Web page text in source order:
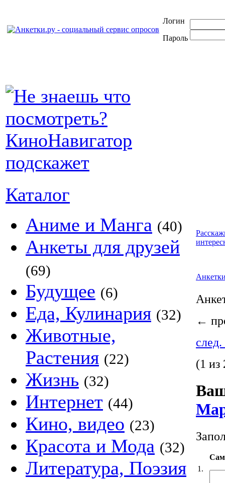
Логин
Пароль
Каталог
Аниме и Манга (40)
Анкеты для друзей
(69)
Будущее (6)
Еда, Кулинария (32)
Животные,
Растения (22)
Жизнь (32)
Интернет (44)
Кино, видео (23)
Красота и Мода (32)
Литература, Поэзия
←
(1 из
1.